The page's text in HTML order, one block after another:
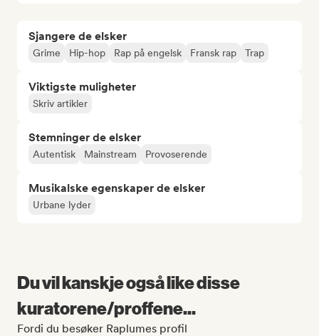
Sjangere de elsker
Grime Hip-hop Rap på engelsk Fransk rap Trap
Viktigste muligheter
Skriv artikler
Stemninger de elsker
Autentisk Mainstream Provoserende
Musikalske egenskaper de elsker
Urbane lyder
Du vil kanskje også like disse
kuratorene/proffene...
Fordi du besøker Raplumes profil